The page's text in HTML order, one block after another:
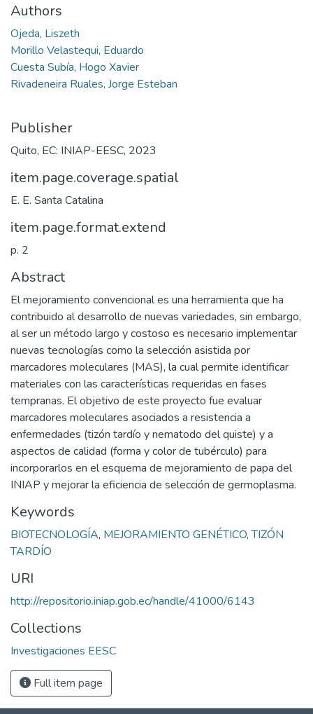
Authors
Ojeda, Liszeth
Morillo Velastequi, Eduardo
Cuesta Subía, Hogo Xavier
Rivadeneira Ruales, Jorge Esteban
Publisher
Quito, EC: INIAP-EESC, 2023
item.page.coverage.spatial
E. E. Santa Catalina
item.page.format.extend
p. 2
Abstract
El mejoramiento convencional es una herramienta que ha
contribuido al desarrollo de nuevas variedades, sin embargo,
al ser un método largo y costoso es necesario implementar
nuevas tecnologías como la selección asistida por
marcadores moleculares (MAS), la cual permite identificar
materiales con las características requeridas en fases
tempranas. El objetivo de este proyecto fue evaluar
marcadores moleculares asociados a resistencia a
enfermedades (tizón tardío y nematodo del quiste) y a
aspectos de calidad (forma y color de tubérculo) para
incorporarlos en el esquema de mejoramiento de papa del
INIAP y mejorar la eficiencia de selección de germoplasma.
Keywords
BIOTECNOLOGÍA, MEJORAMIENTO GENÉTICO,TIZÓN
TARDÍO
URI
http://repositorio.iniap.gob.ec/handle/41000/6143
Collections
Investigaciones EESC
Full item page